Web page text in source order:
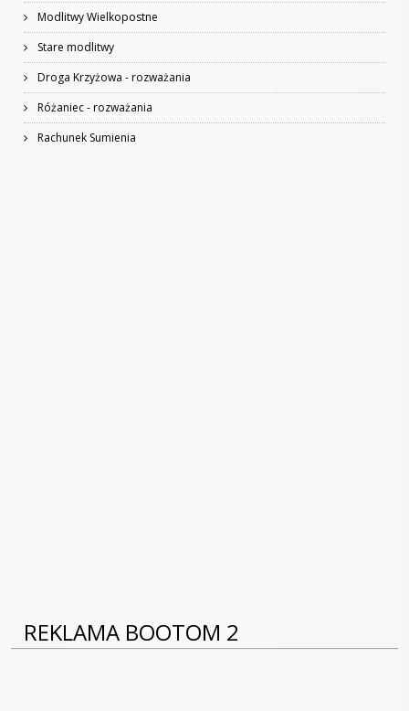
Modlitwy Wielkopostne
Stare modlitwy
Droga Krzyżowa - rozważania
Różaniec - rozważania
Rachunek Sumienia
REKLAMA BOOTOM 2